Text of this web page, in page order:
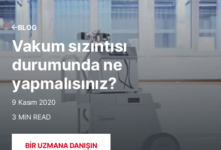
BLOG
Vakum sızıntısı
durumunda ne
yapmalısınız?
9 Kasım 2020
3 MIN READ
BIR UZMANA DANIŞIN